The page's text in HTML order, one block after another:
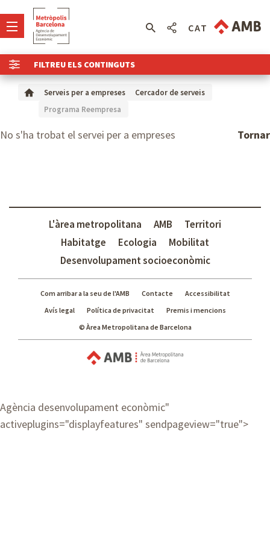
FILTREU ELS CONTINGUTS
CAT
Serveis per a empreses
Cercador de serveis
Programa Reempresa
Tornar
No s'ha trobat el servei per a empreses
L'àrea metropolitana AMB
Territori
Habitatge
Ecologia
Mobilitat
Desenvolupament socioeconòmic
Com arribar a la seu de l'AMB Contacte
Accessibilitat
Avís legal
Política de privacitat
Premis i mencions
© Àrea Metropolitana de Barcelona
Agència desenvolupament econòmic"
activeplugins="displayfeatures" sendpageview="true">